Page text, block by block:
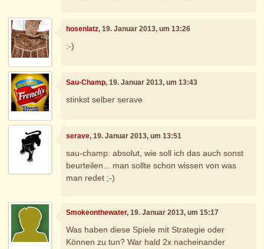
hosenlatz, 19. Januar 2013, um 13:26
:-)
Sau-Champ, 19. Januar 2013, um 13:43
stinkst selber serave
serave, 19. Januar 2013, um 13:51
sau-champ: absolut, wie soll ich das auch sonst
beurteilen... man sollte schon wissen von was
man redet ;-)
Smokeonthewater, 19. Januar 2013, um 15:17
Was haben diese Spiele mit Strategie oder
Können zu tun? War hald 2x nacheinander